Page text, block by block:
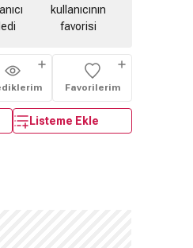
kullanıcının
favorisi
Favorilerim
Listeme Ekle